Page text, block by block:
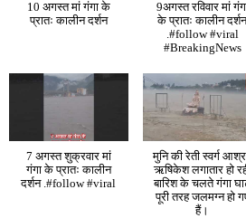
10 अगस्त मां गंगा के
प्रातः कालीन दर्शन
9अगस्त रविवार मां
के प्रातः कालीन
.#follow #viral
#BreakingNews
7 अगस्त शुक्रवार मां
गंगा के प्रातः कालीन
दर्शन .#follow #viral
मुनि की रेती स्वर्ग
ऋषिकेश लगातार हो
बारिश के चलते गंगा
पूरी तरह जलमग्न हो
हैं।